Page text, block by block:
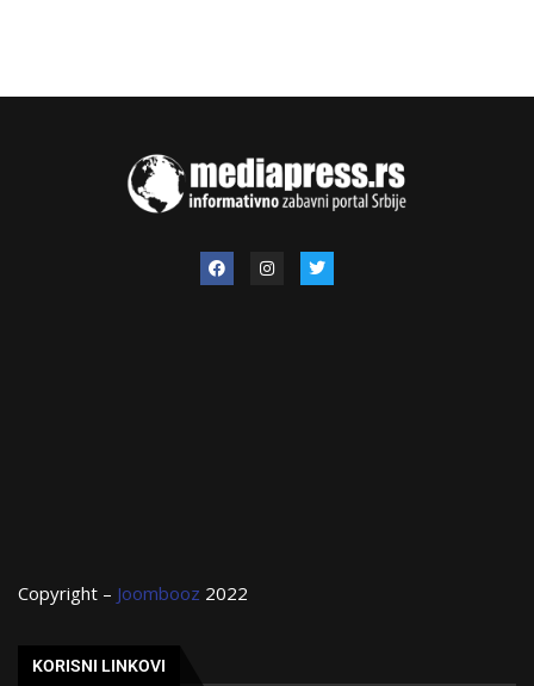
Copyright – Joombooz 2022
KORISNI LINKOVI